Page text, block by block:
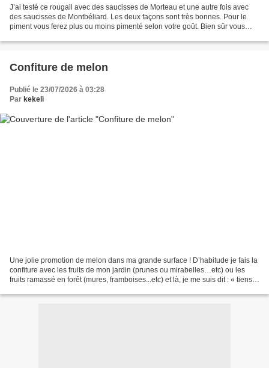
J’ai testé ce rougail avec des saucisses de Morteau et une autre fois avec
des saucisses de Montbéliard. Les deux façons sont très bonnes. Pour le
piment vous ferez plus ou moins pimenté selon votre goût. Bien sûr vous
Confiture de melon
Publié le 23/07/2026 à 03:28
Par kekeli
Une jolie promotion de melon dans ma grande surface ! D’habitude je fais la
confiture avec les fruits de mon jardin (prunes ou mirabelles…etc) ou les
fruits ramassé en forêt (mures, framboises...etc) et là, je me suis dit : « tiens si